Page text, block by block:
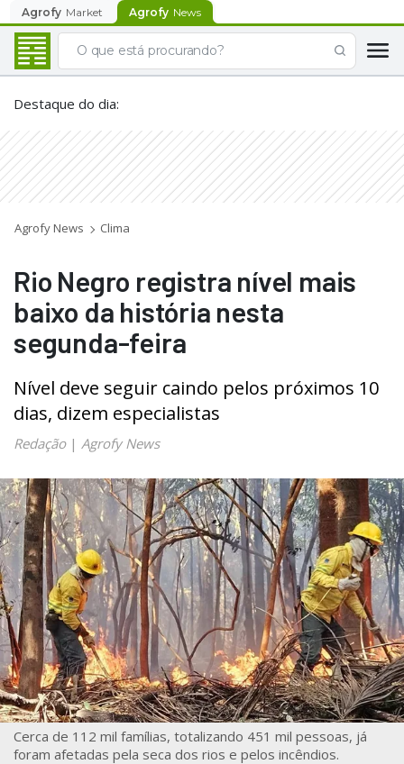
Agrofy Market Agrofy News
Destaque do dia:
Agrofy News Clima
Rio Negro registra nível mais
baixo da história nesta
segunda-feira
Nível deve seguir caindo pelos próximos 10
dias, dizem especialistas
Redação| Agrofy News
Cerca de 112 mil famílias, totalizando 451 mil pessoas, já
foram afetadas pela seca dos rios e pelos incêndios.